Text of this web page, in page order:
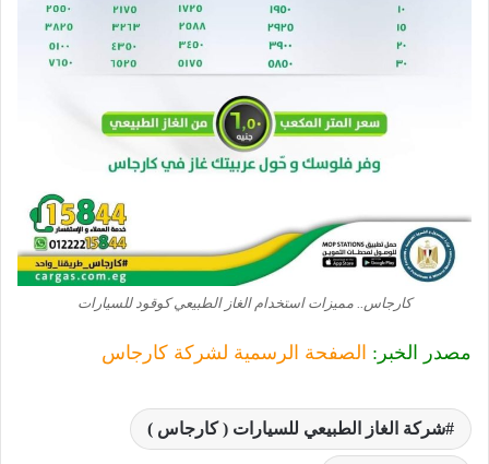
كارجاس.. مميزات استخدام الغاز الطبيعي كوقود للسيارات
مصدر الخبر: الصفحة الرسمية لشركة كارجاس
شركة الغاز الطبيعي للسيارات ( كارجاس )